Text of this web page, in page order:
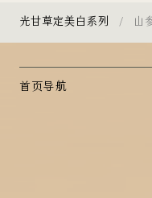
光甘草定美白系列 山
首页导航